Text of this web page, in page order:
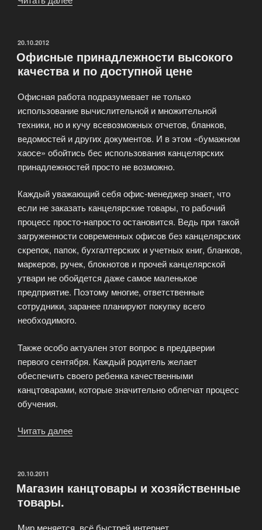
ОПУБЛИКОВАНО
20.10.2012
Офисные принадлежности высокого
качества и по доступной цене
Офисная работа подразумевает не только
использование вычислительной и множительной
техники, но и кучу всевозможных отчетов, бланков,
ведомостей и других документов. И в этом «бумажном
хаосе» обойтись бес использования канцелярских
принадлежностей просто не возможно.
Каждый уважающий себя офис-менеджер знает, что
если не заказать канцелярские товары, то рабочий
процесс просто-напросто остановится. Ведь при такой
загруженности современных офисов без канцелярских
скрепок, папок, бухгалтерских и учетных книг, бланков,
маркеров, ручек, блокнотов и прочей канцелярской
утвари не обойдется даже самое маленькое
предприятие. Поэтому многие, ответственные
сотрудники, заранее планируют покупку всего
необходимого.
Также особо актуален этот вопрос в преддверии
первого сентября. Каждый родитель желает
обеспечить своего ребенка качественными
канцтоварами, которые значительно облегчат процесс
обучения.
Читать далее
и
ОПУБЛИКОВАНО
20.10.2011
Магазин канцтовары и хозяйственные
товары.
Мир меняется, всё быстрей интернет